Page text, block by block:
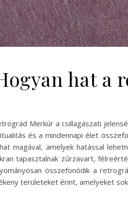
hat a
Merkúr a csillagászati
és a mindennapi élet
magával, amelyek hatással
tapasztalnak zűrzavart,
összefonódik a
területeket érint, amelyeket